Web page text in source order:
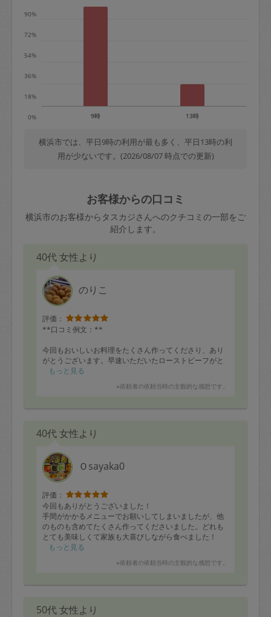
0%
18%
36%
54%
72%
90%
9時 13時
横浜市では、平日9時の利用が最も多く、平日13時の利
用が少ないです。(2026/08/07 時点での更新)
お客様からの口コミ
横浜市のお客様からタスカジさんへのクチコミの一部をご
紹介します。
40代 女性より
のりこ
評価：
**口コミ例文：**
今回もおいしいお料理をたくさん作ってくださり、あり
がとうございます。早速いただいたローストビーフがと
ても柔らかく、しっとりしていて絶品でした。いわしの
おいしかったです。キャロットラペも爽やかな酸味と甘
料理も丁寧に作られていて、季節に合った体にやさしい
ございました！次回も楽しみにしています！
もっと見る
※依頼者の依頼当時の主観的な感想です。
40代 女性より
Ｏsayaka0
評価：
今回もありがとうございました！
手間がかかるメニューでお願いしてしまいましたが、他
のものも含めてたくさん作ってくださいました。どれも
とても美味しくて家族も大喜びしながら食べました！
もっと見る
※依頼者の依頼当時の主観的な感想です。
50代 女性より